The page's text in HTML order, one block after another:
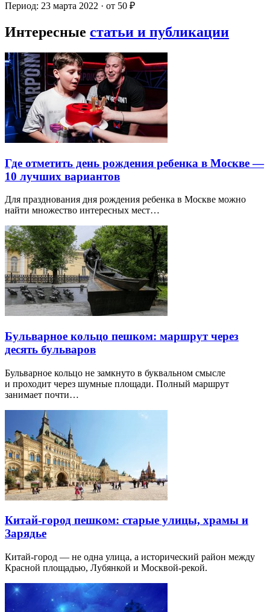
Период: 23 марта 2022 · от 50 ₽
Интересные статьи и публикации
Где отметить день рождения ребенка в Москве —
10 лучших вариантов
Для празднования дня рождения ребенка в Москве можно
найти множество интересных мест…
Бульварное кольцо пешком: маршрут через
десять бульваров
Бульварное кольцо не замкнуто в буквальном смысле
и проходит через шумные площади. Полный маршрут
занимает почти…
Китай-город пешком: старые улицы, храмы и
Зарядье
Китай-город — не одна улица, а исторический район между
Красной площадью, Лубянкой и Москвой-рекой.